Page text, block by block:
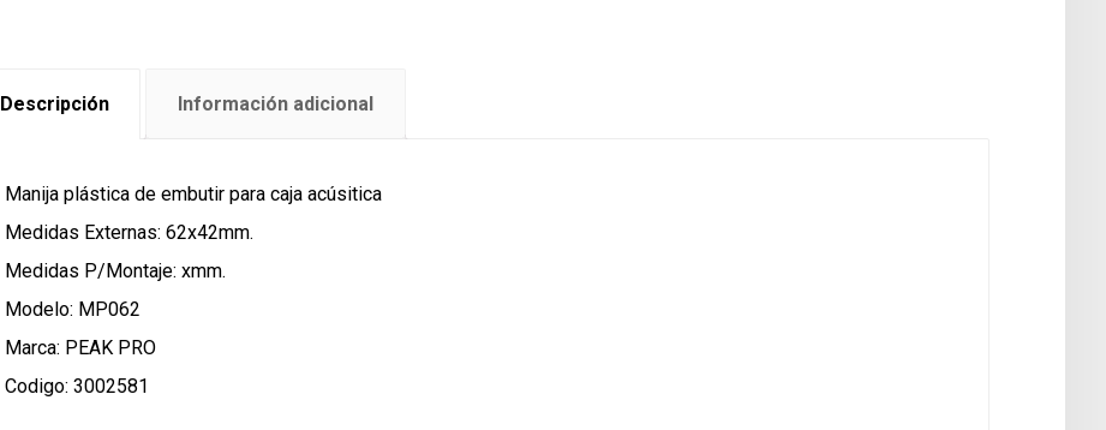
Descripción Información adicional
Manija plástica de embutir para caja acúsitica
Medidas Externas: 62x42mm.
Medidas P/Montaje: xmm.
Modelo: MP062
Marca: PEAK PRO
Codigo: 3002581